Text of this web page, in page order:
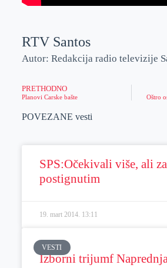
RTV Santos
Autor: Redakcija radio televizije
PRETHODNO
Planovi Carske bašte Oštro
POVEZANE vesti
SPS:Očekivali više, ali
postignutim
19. mart 2014. 13:11
VESTI
Izborni trijumf